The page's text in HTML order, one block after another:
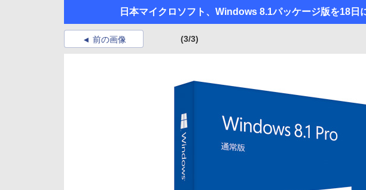
日本マイクロソフト、Windows 8.1パッケージ版を18日
前の画像 (3/3)